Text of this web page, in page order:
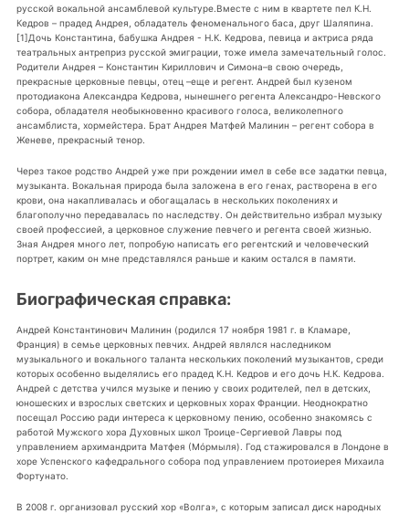
русской вокальной ансамблевой культуре.Вместе с ним в квартете пел К.Н.
Кедров – прадед Андрея, обладатель феноменального баса, друг Шаляпина.
[1]Дочь Константина, бабушка Андрея - Н.К. Кедрова, певица и актриса ряда
театральных антреприз русской эмиграции, тоже имела замечательный голос.
Родители Андрея – Константин Кириллович и Симона–в свою очередь,
прекрасные церковные певцы, отец –еще и регент. Андрей был кузеном
протодиакона Александра Кедрова, нынешнего регента Александро-Невского
собора, обладателя необыкновенно красивого голоса, великолепного
ансамблиста, хормейстера. Брат Андрея Матфей Малинин – регент собора в
Женеве, прекрасный тенор.
Через такое родство Андрей уже при рождении имел в себе все задатки певца,
музыканта. Вокальная природа была заложена в его генах, растворена в его
крови, она накапливалась и обогащалась в нескольких поколениях и
благополучно передавалась по наследству. Он действительно избрал музыку
своей профессией, а церковное служение певчего и регента своей жизнью.
Зная Андрея много лет, попробую написать его регентский и человеческий
портрет, каким он мне представлялся раньше и каким остался в памяти.
Биографическая справка:
Андрей Константинович Малинин (родился 17 ноября 1981 г. в Кламаре,
Франция) в семье церковных певчих. Андрей являлся наследником
музыкального и вокального таланта нескольких поколений музыкантов, среди
которых особенно выделялись его прадед К.Н. Кедров и его дочь Н.К. Кедрова.
Андрей с детства учился музыке и пению у своих родителей, пел в детских,
юношеских и взрослых светских и церковных хорах Франции. Неоднократно
посещал Россию ради интереса к церковному пению, особенно знакомясь с
работой Мужского хора Духовных школ Троице-Сергиевой Лавры под
управлением архимандрита Матфея (Мόрмыля). Год стажировался в Лондоне в
хоре Успенского кафедрального собора под управлением протоиерея Михаила
Фортунато.
В 2008 г. организовал русский хор «Волга», с которым записал диск народных